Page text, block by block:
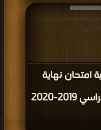
امتحان نهاية
الفصل الأول من العام الدراسي 2019-2020
نهاية الفصل الأول من العام